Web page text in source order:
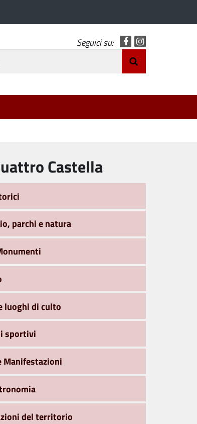
Seguici su: Facebook
Castella
parchi e natura
luoghi di culto
sportivi
Manifestazioni
del territorio